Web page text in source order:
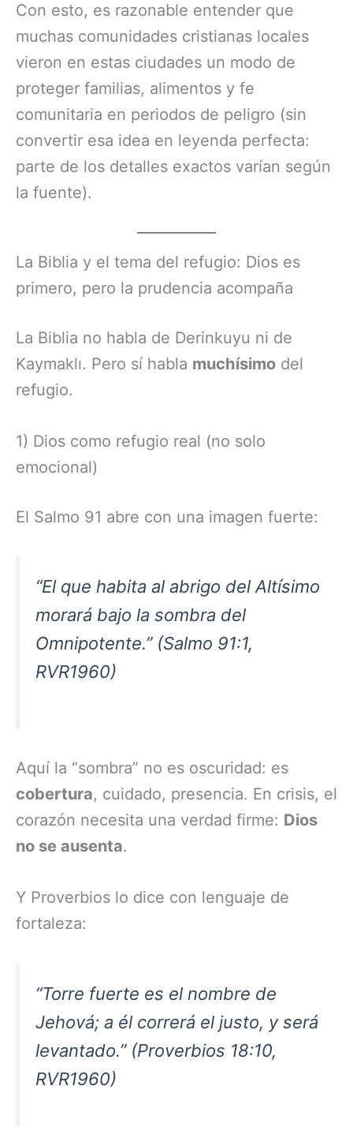
Con esto, es razonable entender que
muchas comunidades cristianas locales
vieron en estas ciudades un modo de
proteger familias, alimentos y fe
comunitaria en periodos de peligro (sin
convertir esa idea en leyenda perfecta:
parte de los detalles exactos varían según
la fuente).
La Biblia y el tema del refugio: Dios es
primero, pero la prudencia acompaña
La Biblia no habla de Derinkuyu ni de
Kaymaklı. Pero sí habla muchísimo del
refugio.
1) Dios como refugio real (no solo
emocional)
El Salmo 91 abre con una imagen fuerte:
“El que habita al abrigo del Altísimo
morará bajo la sombra del
Omnipotente.” (Salmo 91:1,
RVR1960)
Aquí la “sombra” no es oscuridad: es
cobertura, cuidado, presencia. En crisis, el
corazón necesita una verdad firme: Dios
no se ausenta.
Y Proverbios lo dice con lenguaje de
fortaleza:
“Torre fuerte es el nombre de
Jehová; a él correrá el justo, y será
levantado.” (Proverbios 18:10,
RVR1960)